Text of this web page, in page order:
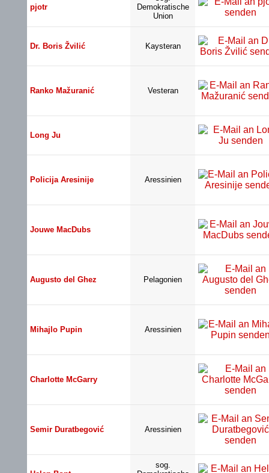
pjotr
Demokratische
Union
Dr. Boris Žvilić Kaysteran
Ranko Mažuranić Vesteran
Long Ju
Policija Aresinije Aressinien
Jouwe MacDubs
Augusto del Ghez Pelagonien
Mihajlo Pupin Aressinien
Charlotte McGarry
Semir Duratbegović Aressinien
sog.